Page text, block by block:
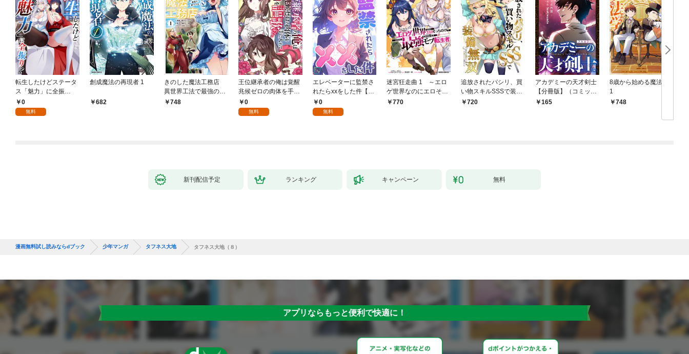
転生したけどステータ
ス「魅力」に全振
り！？(1)
0
無料
創成魔法の再現者 1
682
きのした魔法工務店
異世界工法で最強の家
づくりを（コミック）
748
王位継承者の俺は覚醒
兆候ゼロの肉体を手に
入れて自由を謳歌す
る。1
0
無料
エレベーターに監禁さ
れたらxxをした件【全
年齢版】(1)
0
無料
迷宮狂走曲 1 ～エロ
ゲ世界なのにエロそっ
ちのけでひたすら最強
770
追放されたパシリ、買
い物スキルSSSで装備
無双 ～買ったモノを
720
アカデミーの天才剣士
【分冊版】（コミッ
ク） １話【フルカラ
165
8歳から始める魔法学
1
748
新刊配信予定 ランキング キャンペーン 無料
漫画無料試し読みならdブック 少年マンガ タフネス大地 タフネス大地（８）
アプリならもっと便利で快適に！